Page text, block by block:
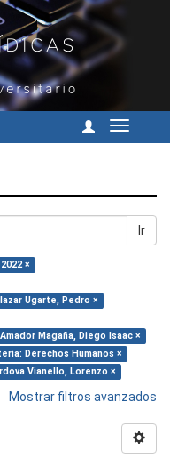
Cambiar
Ir
×
Ugarte, Pedro ×
Magaña, Diego Isaac ×
Derechos Humanos ×
Vianello, Lorenzo ×
Mostrar filtros avanzados